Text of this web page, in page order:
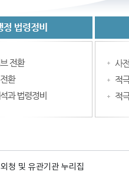
외청 및 유관기관 누리집